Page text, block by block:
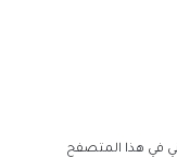
في هذا المتصفح